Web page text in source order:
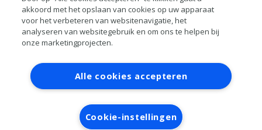
voordat u een starthulp bestelt goed hoeveel startstroom u nodig
heeft om de voertuigen van uw klantenkring te kunnen starten. Een te
licht exempl
Contact Account aanvragen
Inloggen
RAI bestanden
Privacy
Algemene
voorwaarden
Verwerkersovereenkomst
akkoord met het opslaan van cookies op uw apparaat
voor het verbeteren van websitenavigatie, het
analyseren van websitegebruik en om ons te helpen bij
onze marketingprojecten.
Alle cookies accepteren
Cookie-instellingen